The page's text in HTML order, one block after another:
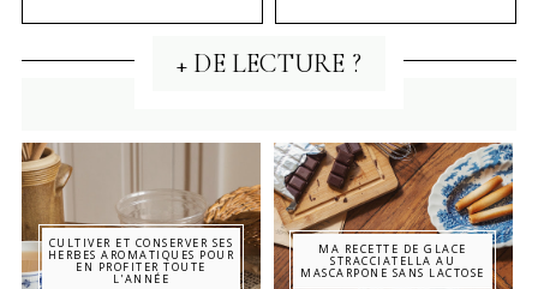
+ DE LECTURE ?
CULTIVER ET CONSERVER SES
HERBES AROMATIQUES POUR
EN PROFITER TOUTE
L'ANNÉE
MA RECETTE DE GLACE
STRACCIATELLA AU
MASCARPONE SANS LACTOSE